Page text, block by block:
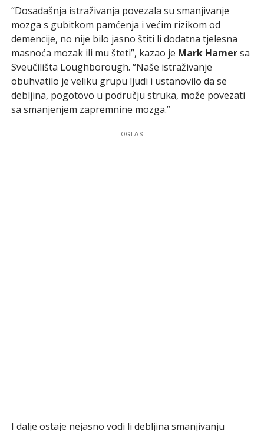
“Dosadašnja istraživanja povezala su smanjivanje
mozga s gubitkom pamćenja i većim rizikom od
demencije, no nije bilo jasno štiti li dodatna tjelesna
masnoća mozak ili mu šteti”, kazao je Mark Hamersa
Sveučilišta Loughborough. “Naše istraživanje
obuhvatilo je veliku grupu ljudi i ustanovilo da se
debljina, pogotovo u području struka, može povezati
sa smanjenjem zapremnine mozga.”
OGLAS
I dalje ostaje nejasno vodi li debljina smanjivanju